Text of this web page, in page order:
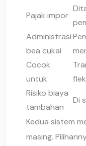
Pajak impor
Administrasi
bea cukai
Cocok
untuk
Risiko biaya
tambahan
Di
Kedua sistem
masing.